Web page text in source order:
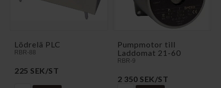
Lödrelä PLC
RBR-88
225 SEK/ST
Pumpmotor till
Laddomat 21-60
RBR-9
2 350 SEK/ST